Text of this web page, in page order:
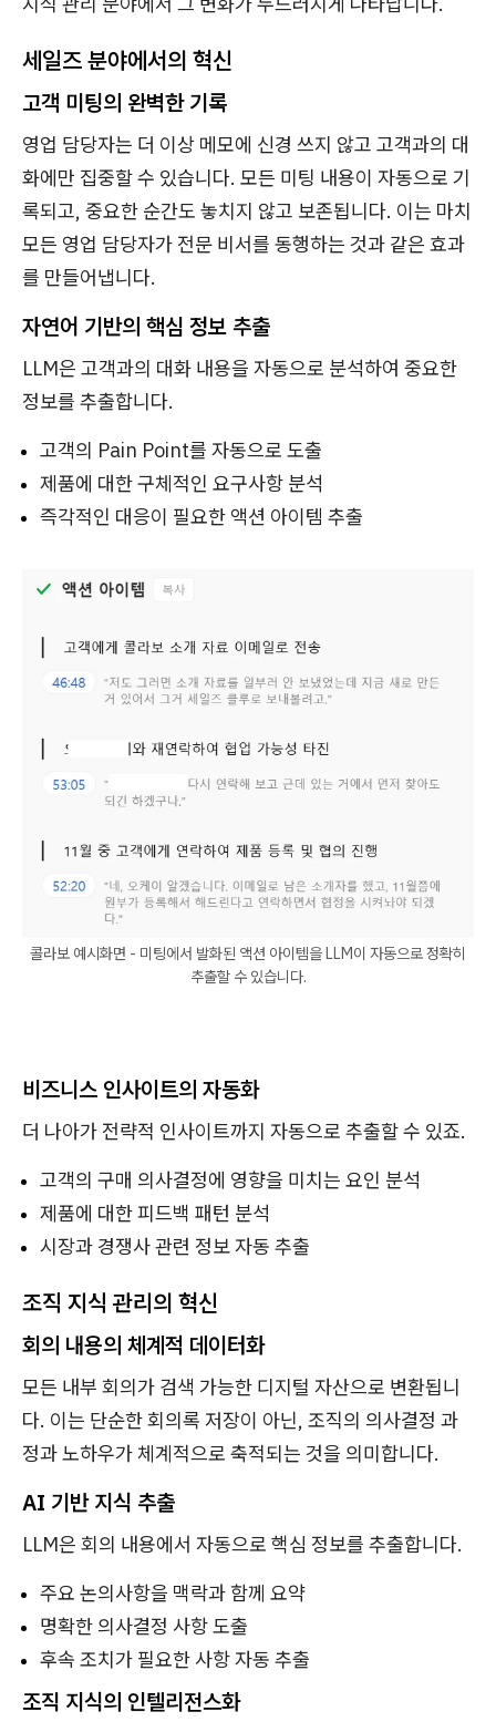
세일즈 분야에서의 혁신
고객 미팅의 완벽한 기록
영업 담당자는 더 이상 메모에 신경 쓰지 않고 고객과의 대
화에만 집중할 수 있습니다. 모든 미팅 내용이 자동으로 기
록되고, 중요한 순간도 놓치지 않고 보존됩니다. 이는 마치
모든 영업 담당자가 전문 비서를 동행하는 것과 같은 효과
를 만들어냅니다.
자연어 기반의 핵심 정보 추출
LLM은 고객과의 대화 내용을 자동으로 분석하여 중요한
정보를 추출합니다.
고객의 Pain Point를 자동으로 도출
제품에 대한 구체적인 요구사항 분석
즉각적인 대응이 필요한 액션 아이템 추출
콜라보 예시화면 - 미팅에서 발화된 액션 아이템을 LLM이 자동으로 정확히
추출할 수 있습니다.
비즈니스 인사이트의 자동화
더 나아가 전략적 인사이트까지 자동으로 추출할 수 있죠.
고객의 구매 의사결정에 영향을 미치는 요인 분석
제품에 대한 피드백 패턴 분석
시장과 경쟁사 관련 정보 자동 추출
조직 지식 관리의 혁신
회의 내용의 체계적 데이터화
모든 내부 회의가 검색 가능한 디지털 자산으로 변환됩니
다. 이는 단순한 회의록 저장이 아닌, 조직의 의사결정 과
정과 노하우가 체계적으로 축적되는 것을 의미합니다.
AI 기반 지식 추출
LLM은 회의 내용에서 자동으로 핵심 정보를 추출합니다.
주요 논의사항을 맥락과 함께 요약
명확한 의사결정 사항 도출
후속 조치가 필요한 사항 자동 추출
조직 지식의 인텔리전스화